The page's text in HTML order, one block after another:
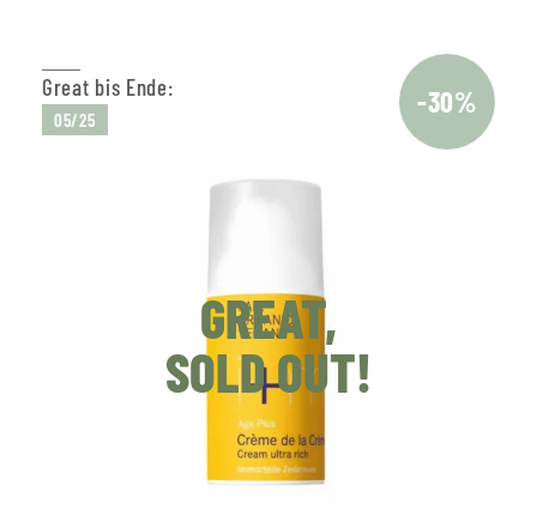
Great bis Ende:
05/25
-30%
GREAT,
SOLD OUT!